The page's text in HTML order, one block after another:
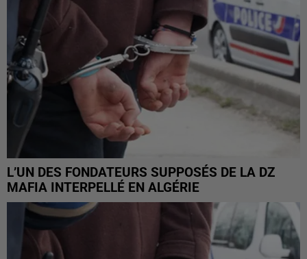
L’UN DES FONDATEURS SUPPOSÉS DE LA DZ
MAFIA INTERPELLÉ EN ALGÉRIE